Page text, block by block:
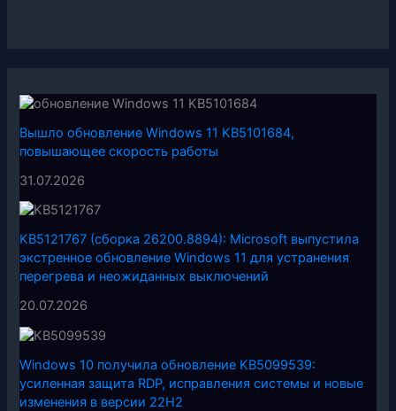
Вышло обновление Windows 11 KB5101684,
повышающее скорость работы
31.07.2026
KB5121767 (сборка 26200.8894): Microsoft выпустила
экстренное обновление Windows 11 для устранения
перегрева и неожиданных выключений
20.07.2026
Windows 10 получила обновление KB5099539:
усиленная защита RDP, исправления системы и новые
изменения в версии 22H2